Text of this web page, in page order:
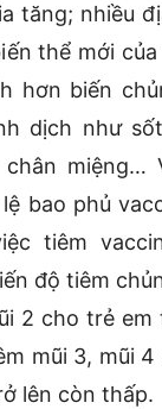
tăng; nhiều
thể mới
hơn biến
dịch như
miệng…
bao phủ
tiêm
độ tiêm
2 cho trẻ em
mũi 3, mũi
lên còn thấp.